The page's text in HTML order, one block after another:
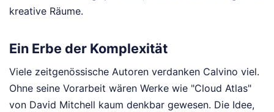
kreative Räume.
Ein Erbe der Komplexität
Viele zeitgenössische Autoren verdanken Calvino viel.
Ohne seine Vorarbeit wären Werke wie "Cloud Atlas"
von David Mitchell kaum denkbar gewesen. Die Idee,